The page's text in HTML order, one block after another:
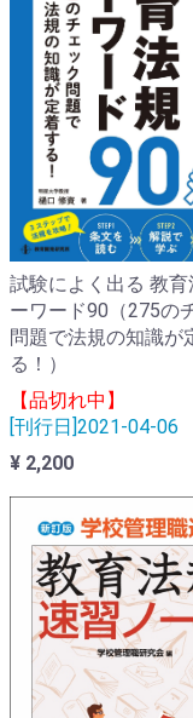
試験によく出る 教育
ーワード90（275の
問題で法規の知識が
る！）
【品切れ中】
[刊行日]2021-04-06
¥ 2,200